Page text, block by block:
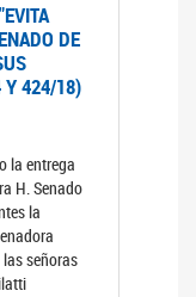
DE
Y 424/18)
la entrega
H. Senado
la
señoras